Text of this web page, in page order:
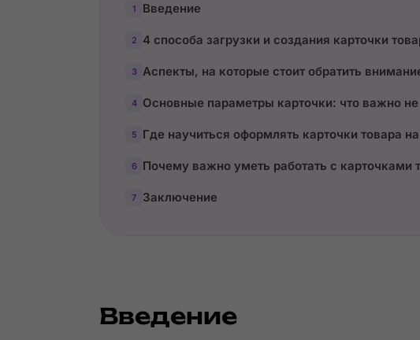
1 Введение
2 4 способа загрузки и создания карточки
3 Аспекты, на которые стоит обратить
4 Основные параметры карточки: что важно не
5 Где научиться оформлять карточки товара
6 Почему важно уметь работать с карточками
7 Заключение
Введение